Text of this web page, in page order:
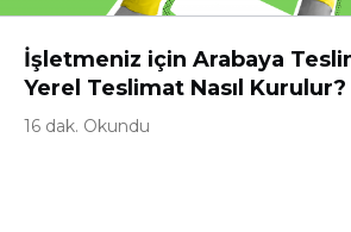
İşletmeniz için Arabaya
Yerel Teslimat Nasıl Kurulur?
16 dak. Okundu